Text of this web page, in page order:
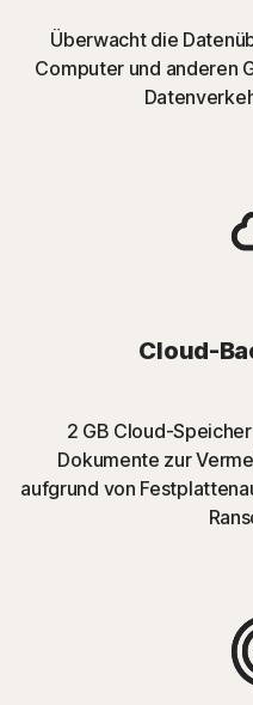
Überwacht die
Computer und anderen
Cloud-
2 GB Cloud-
Dokumente zur
aufgrund von